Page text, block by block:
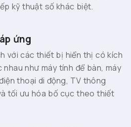
kỹ thuật số khác biệt.
ứng
với các thiết bị hiển thị có kích
như máy tính để bàn, máy
thoại di động, TV thông
tối ưu hóa bố cục theo thiết